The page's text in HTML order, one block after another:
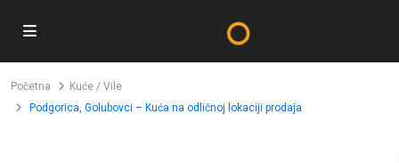
Početna
Kuće / Vile
Podgorica, Golubovci – Kuća na odličnoj lokaciji prodaja